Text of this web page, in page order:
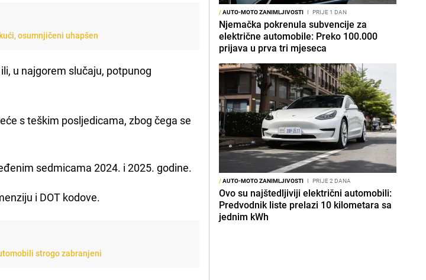
osumnjičeni uhapšen
u najgorem slučaju, potpunog
s teškim posljedicama, zbog čega se
sedmicama 2024. i 2025. godine.
i DOT kodove.
strogo zabranjeni
/AUTO-MOTO ZANIMLJIVOSTI I PRIJE 1 DAN
Njemačka pokrenula subvencije za
električne automobile: Preko 100.000
prijava u prva tri mjeseca
/AUTO-MOTO ZANIMLJIVOSTI I PRIJE 2 DANA
Ovo su najštedljiviji električni automobili:
Predvodnik liste prelazi 10 kilometara sa
jednim kWh